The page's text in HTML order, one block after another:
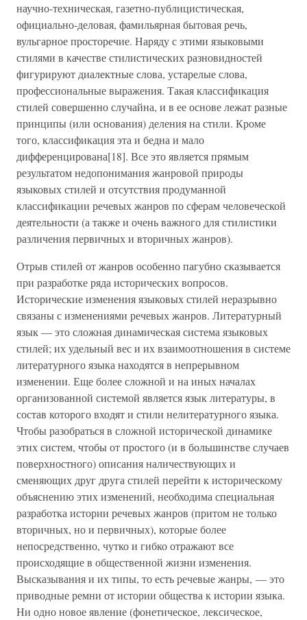
научно-техническая, газетно-публицистическая,
официально-деловая, фамильярная бытовая речь,
вульгарное просторечие. Наряду с этими языковыми
стилями в качестве стилистических разновидностей
фигурируют диалектные слова, устарелые слова,
профессиональные выражения. Такая классификация
стилей совершенно случайна, и в ее основе лежат разные
принципы (или основания) деления на стили. Кроме
того, классификация эта и бедна и мало
дифференцирована[18]. Все это является прямым
результатом недопонимания жанровой природы
языковых стилей и отсутствия продуманной
классификации речевых жанров по сферам человеческой
деятельности (а также и очень важного для стилистики
различения первичных и вторичных жанров).
Отрыв стилей от жанров особенно пагубно сказывается
при разработке ряда исторических вопросов.
Исторические изменения языковых стилей неразрывно
связаны с изменениями речевых жанров. Литературный
язык — это сложная динамическая система языковых
стилей; их удельный вес и их взаимоотношения в системе
литературного языка находятся в непрерывном
изменении. Еще более сложной и на иных началах
организованной системой является язык литературы, в
состав которого входят и стили нелитературного языка.
Чтобы разобраться в сложной исторической динамике
этих систем, чтобы от простого (и в большинстве случаев
поверхностного) описания наличествующих и
сменяющих друг друга стилей перейти к историческому
объяснению этих изменений, необходима специальная
разработка истории речевых жанров (притом не только
вторичных, но и первичных), которые более
непосредственно, чутко и гибко отражают все
происходящие в общественной жизни изменения.
Высказывания и их типы, то есть речевые жанры, — это
приводные ремни от истории общества к истории языка.
Ни одно новое явление (фонетическое, лексическое,